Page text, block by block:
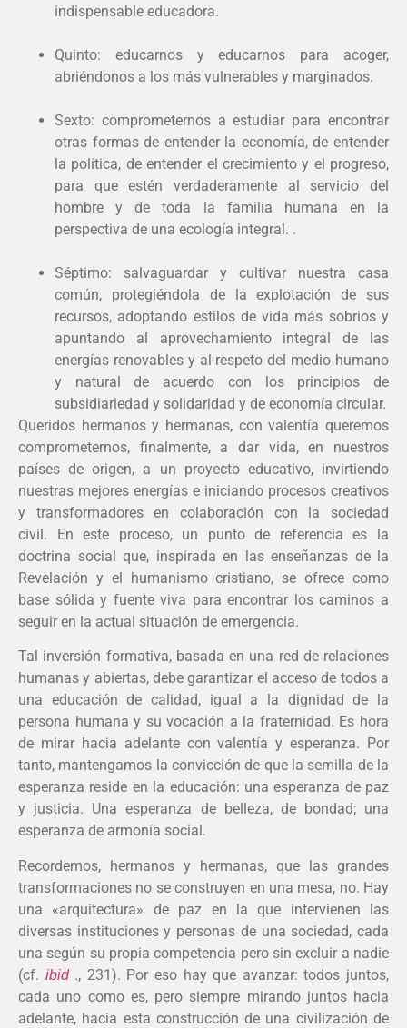
indispensable educadora.
Quinto: educarnos y educarnos para acoger,
abriéndonos a los más vulnerables y marginados.
Sexto: comprometernos a estudiar para encontrar
otras formas de entender la economía, de entender
la política, de entender el crecimiento y el progreso,
para que estén verdaderamente al servicio del
hombre y de toda la familia humana en la
perspectiva de una ecología integral. .
Séptimo: salvaguardar y cultivar nuestra casa
común, protegiéndola de la explotación de sus
recursos, adoptando estilos de vida más sobrios y
apuntando al aprovechamiento integral de las
energías renovables y al respeto del medio humano
y natural de acuerdo con los principios de
subsidiariedad y solidaridad y de economía circular.
Queridos hermanos y hermanas, con valentía queremos
comprometernos, finalmente, a dar vida, en nuestros
países de origen, a un proyecto educativo, invirtiendo
nuestras mejores energías e iniciando procesos creativos
y transformadores en colaboración con la sociedad
civil. En este proceso, un punto de referencia es la
doctrina social que, inspirada en las enseñanzas de la
Revelación y el humanismo cristiano, se ofrece como
base sólida y fuente viva para encontrar los caminos a
seguir en la actual situación de emergencia.
Tal inversión formativa, basada en una red de relaciones
humanas y abiertas, debe garantizar el acceso de todos a
una educación de calidad, igual a la dignidad de la
persona humana y su vocación a la fraternidad. Es hora
de mirar hacia adelante con valentía y esperanza. Por
tanto, mantengamos la convicción de que la semilla de la
esperanza reside en la educación: una esperanza de paz
y justicia. Una esperanza de belleza, de bondad; una
esperanza de armonía social.
Recordemos, hermanos y hermanas, que las grandes
transformaciones no se construyen en una mesa, no. Hay
una «arquitectura» de paz en la que intervienen las
diversas instituciones y personas de una sociedad, cada
una según su propia competencia pero sin excluir a nadie
(cf. ibid., 231). Por eso hay que avanzar: todos juntos,
cada uno como es, pero siempre mirando juntos hacia
adelante, hacia esta construcción de una civilización de